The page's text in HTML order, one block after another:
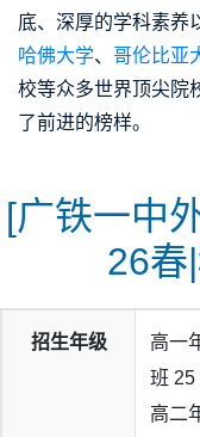
底、深厚的学科素养
哈佛大学、 哥伦比亚
校等众多世界顶尖院
了前进的榜样。
[广铁一中
26春
招生年级
高一
班 25
高二